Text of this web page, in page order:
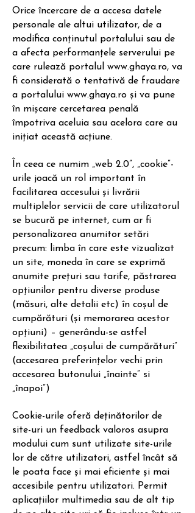
Orice încercare de a accesa datele
personale ale altui utilizator, de a
modifica conținutul portalului sau de
a afecta performanțele serverului pe
care rulează portalul www.ghaya.ro, va
fi considerată o tentativă de fraudare
a portalului www.ghaya.ro și va pune
în mișcare cercetarea penală
împotriva aceluia sau acelora care au
inițiat această acțiune.
În ceea ce numim „web 2.0”, „cookie”-
urile joacă un rol important în
facilitarea accesului și livrării
multiplelor servicii de care utilizatorul
se bucură pe internet, cum ar fi
personalizarea anumitor setări
precum: limba în care este vizualizat
un site, moneda în care se exprimă
anumite prețuri sau tarife, păstrarea
opțiunilor pentru diverse produse
(măsuri, alte detalii etc) în coșul de
cumpărături (și memorarea acestor
opțiuni) – generându-se astfel
flexibilitatea „coșului de cumpărături”
(accesarea preferințelor vechi prin
accesarea butonului „înainte” si
„înapoi”)
Cookie-urile oferă deținătorilor de
site-uri un feedback valoros asupra
modului cum sunt utilizate site-urile
lor de către utilizatori, astfel încât să
le poata face și mai eficiente și mai
accesibile pentru utilizatori. Permit
aplicațiilor multimedia sau de alt tip